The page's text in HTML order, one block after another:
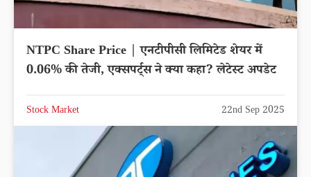
NTPC Share Price | एनटीपीसी लिमिटेड शेयर में
0.06% की तेजी, एक्सपर्ट्स ने क्या कहा? लेटेस्ट अपडेट
Stock Market 22nd Sep 2025